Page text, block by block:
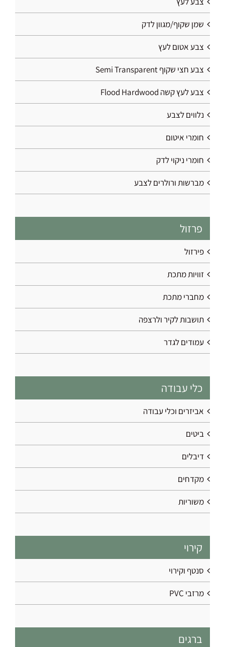
שמן שקוף/מגוון לדק
צבע אטום לעץ
צבע חצי שקוף Semi Transparent
צבע לעץ קשה Flood Hardwood
נלווים לצבע
חומרי איטום
חומרי ניקוי לדק
מברשות ורולרים לצבע
פרזול
פירזול
זוויות מתכת
מחברי מתכת
תושבות לקיר ולרצפה
עמודים לגדר
כלי עבודה
אביזרים וכלי עבודה
ביטים
דיבלים
מקדחים
משוריות
קירוי
סנטף וקירוי
מרזבי PVC
ברגים